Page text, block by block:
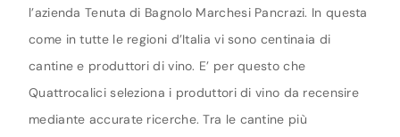
l’azienda Tenuta di Bagnolo Marchesi Pancrazi. In questa
come in tutte le regioni d’Italia vi sono centinaia di
cantine e produttori di vino. E’ per questo che
Quattrocalici seleziona i produttori di vino da recensire
mediante accurate ricerche. Tra le cantine più